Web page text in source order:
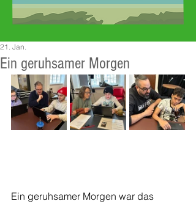
Ein geruhsamer Morgen
21. Jan.
Ein geruhsamer Morgen war das